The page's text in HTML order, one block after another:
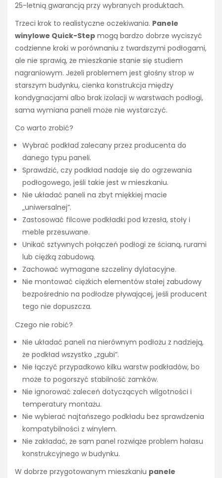
25-letnią gwarancją przy wybranych produktach.
Trzeci krok to realistyczne oczekiwania. Panele
winylowe Quick-Step mogą bardzo dobrze wyciszyć
codzienne kroki w porównaniu z twardszymi podłogami,
ale nie sprawią, że mieszkanie stanie się studiem
nagraniowym. Jeżeli problemem jest głośny strop w
starszym budynku, cienka konstrukcja między
kondygnacjami albo brak izolacji w warstwach podłogi,
sama wymiana paneli może nie wystarczyć.
Co warto zrobić?
Wybrać podkład zalecany przez producenta do
danego typu paneli.
Sprawdzić, czy podkład nadaje się do ogrzewania
podłogowego, jeśli takie jest w mieszkaniu.
Nie układać paneli na zbyt miękkiej macie
„uniwersalnej”.
Zastosować filcowe podkładki pod krzesła, stoły i
meble przesuwane.
Unikać sztywnych połączeń podłogi ze ścianą, rurami
lub ciężką zabudową.
Zachować wymagane szczeliny dylatacyjne.
Nie montować ciężkich elementów stałej zabudowy
bezpośrednio na podłodze pływającej, jeśli producent
tego nie dopuszcza.
Czego nie robić?
Nie układać paneli na nierównym podłożu z nadzieją,
że podkład wszystko „zgubi”.
Nie łączyć przypadkowo kilku warstw podkładów, bo
może to pogorszyć stabilność zamków.
Nie ignorować zaleceń dotyczących wilgotności i
temperatury montażu.
Nie wybierać najtańszego podkładu bez sprawdzenia
kompatybilności z winylem.
Nie zakładać, że sam panel rozwiąże problem hałasu
konstrukcyjnego w budynku.
W dobrze przygotowanym mieszkaniu panele